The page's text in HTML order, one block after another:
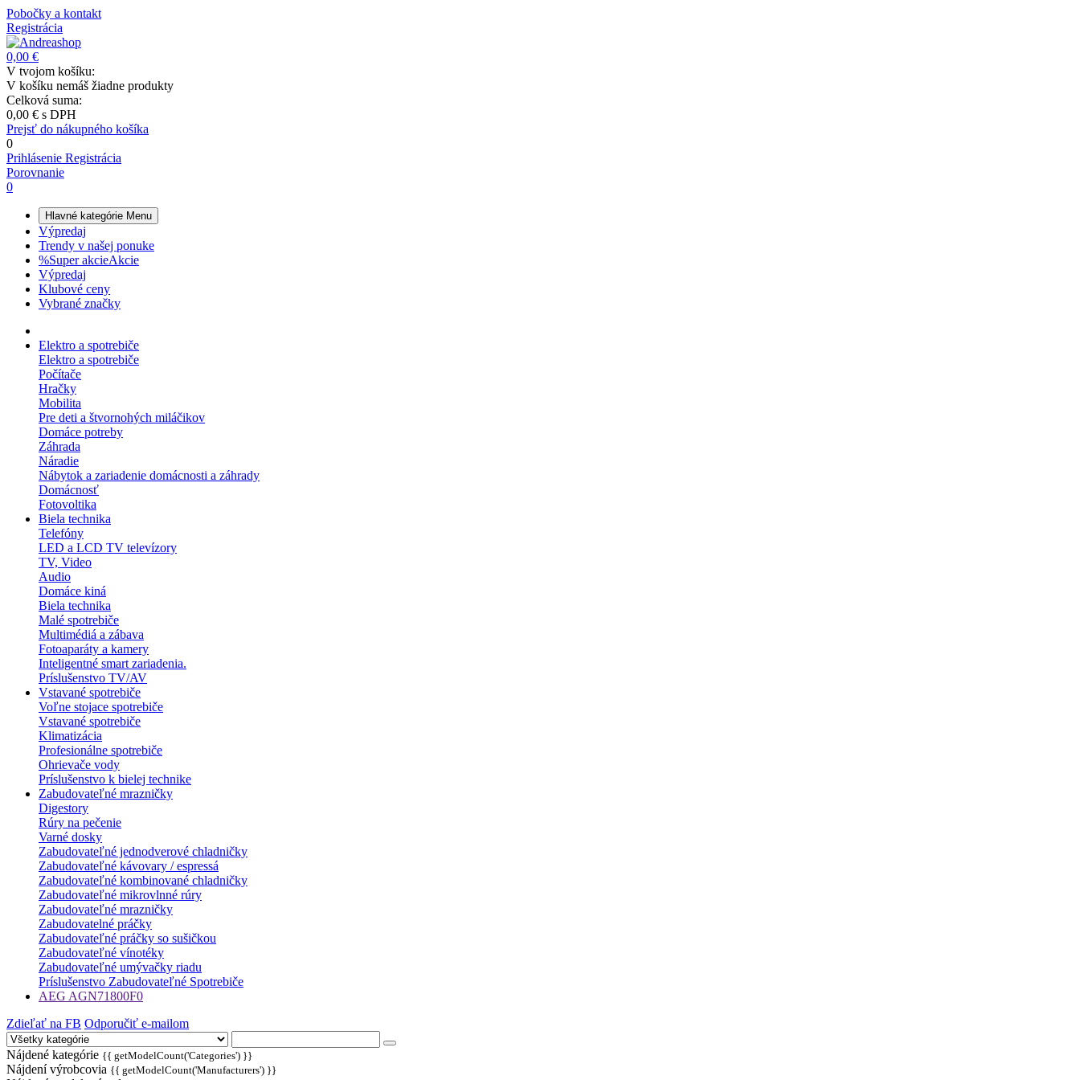
Pobočky a kontakt
Registrácia
0,00 €
V tvojom košíku:
V košíku nemáš žiadne produkty
Celková suma:
0,00 € s DPH
Prejsť do nákupného košíka
0
Prihlásenie Registrácia
Porovnanie
0
Hlavné kategórie Menu
Výpredaj
Trendy v našej ponuke
%Super akcieAkcie
Výpredaj
Klubové ceny
Vybrané značky
Elektro a spotrebiče
Elektro a spotrebiče
Počítače
Hračky
Mobilita
Pre deti a štvornohých miláčikov
Domáce potreby
Záhrada
Náradie
Nábytok a zariadenie domácnosti a záhrady
Domácnosť
Fotovoltika
Biela technika
Telefóny
LED a LCD TV televízory
TV, Video
Audio
Domáce kiná
Biela technika
Malé spotrebiče
Multimédiá a zábava
Fotoaparáty a kamery
Inteligentné smart zariadenia.
Príslušenstvo TV/AV
Vstavané spotrebiče
Voľne stojace spotrebiče
Vstavané spotrebiče
Klimatizácia
Profesionálne spotrebiče
Ohrievače vody
Príslušenstvo k bielej technike
Zabudovateľné mrazničky
Digestory
Rúry na pečenie
Varné dosky
Zabudovateľné jednodverové chladničky
Zabudovateľné kávovary / espressá
Zabudovateľné kombinované chladničky
Zabudovateľné mikrovlnné rúry
Zabudovateľné mrazničky
Zabudovatelné práčky
Zabudovateľné práčky so sušičkou
Zabudovateľné vínotéky
Zabudovateľné umývačky riadu
Príslušenstvo Zabudovateľné Spotrebiče
AEG AGN71800F0
Zdieľať na FB Odporučiť e-mailom
Nájdené kategórie {{ getModelCount('Categories') }}
Nájdení výrobcovia {{ getModelCount('Manufacturers') }}